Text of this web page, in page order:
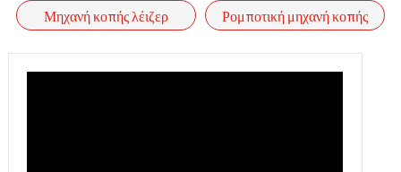
λέιζερ οπτικών ινών-GF-
Μηχανή κοπής λέιζερ
Ρομποτική μηχανή κοπής